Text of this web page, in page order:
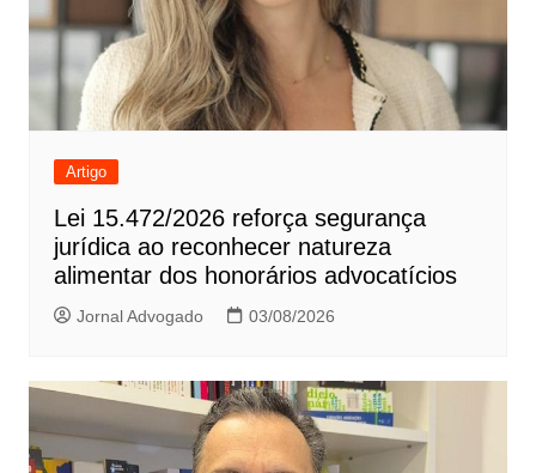
Artigo
Lei 15.472/2026 reforça segurança
jurídica ao reconhecer natureza
alimentar dos honorários advocatícios
Jornal Advogado 03/08/2026